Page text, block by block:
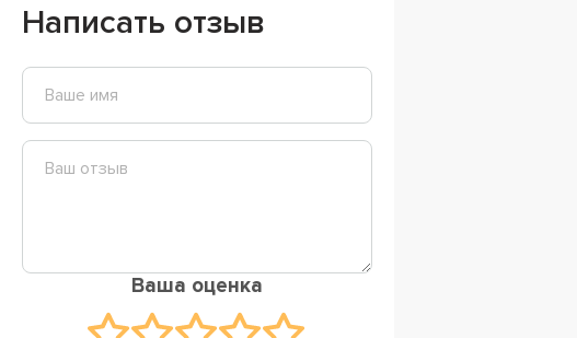
Написать отзыв
Ваша оценка